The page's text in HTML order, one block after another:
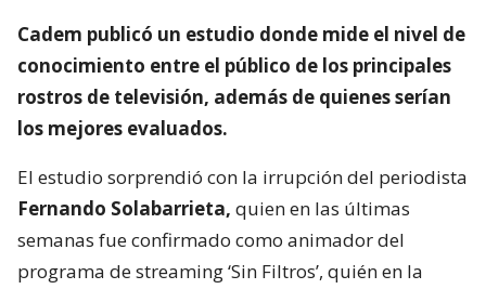
Cadem publicó un estudio donde mide el nivel de
conocimiento entre el público de los principales
rostros de televisión, además de quienes serían
los mejores evaluados.
El estudio sorprendió con la irrupción del periodista
Fernando Solabarrieta, quien en las últimas
semanas fue confirmado como animador del
programa de streaming ‘Sin Filtros’, quién en la